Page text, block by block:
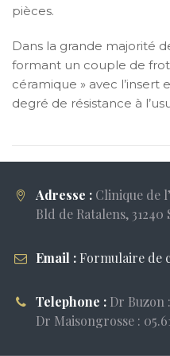
pièces.
Dans la grande majorité
formant un couple de
céramique » avec l’insert
degré de résistance à
Adresse : Clinique de
Bld de Ratalens, 31240
Email : Formulaire de
Telephone : Dr Buzon :
Dr Maisongrosse :